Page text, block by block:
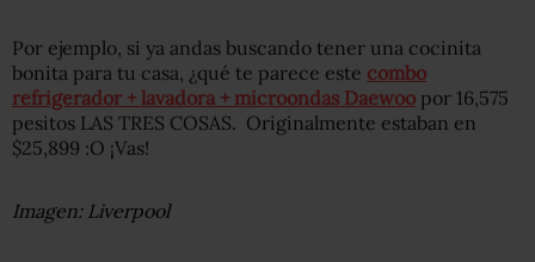
Por ejemplo, si ya andas buscando tener una cocinita
bonita para tu casa, ¿qué te parece este combo
refrigerador + lavadora + microondas Daewoo por 16,575
pesitos LAS TRES COSAS. Originalmente estaban en
$25,899 :O ¡Vas!
Imagen: Liverpool